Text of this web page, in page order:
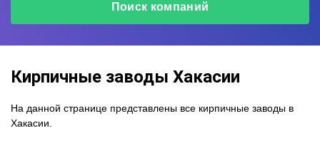
Поиск компаний
Кирпичные заводы Хакасии
На данной странице представлены все кирпичные заводы в
Хакасии.